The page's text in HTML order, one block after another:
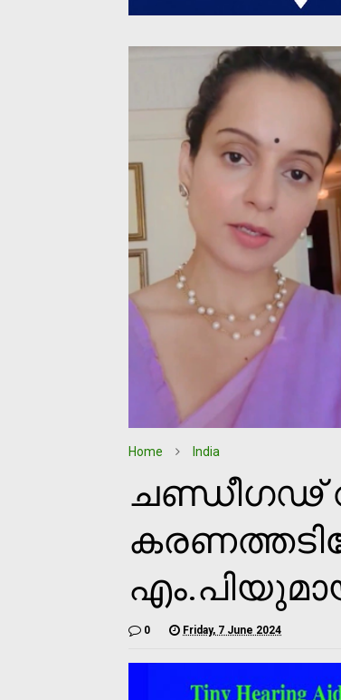
Home India
ചണ്ഡീഗഢ്
0 Friday, 7 June 2024